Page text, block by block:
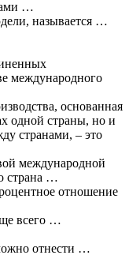
…
называется …
международного
основанная
одной страны, но и
странами, – это
международной
страна …
отношение
всего …
отнести …